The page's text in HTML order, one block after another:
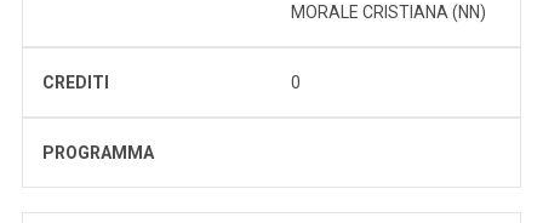
MORALE CRISTIANA (NN)
CREDITI 0
PROGRAMMA